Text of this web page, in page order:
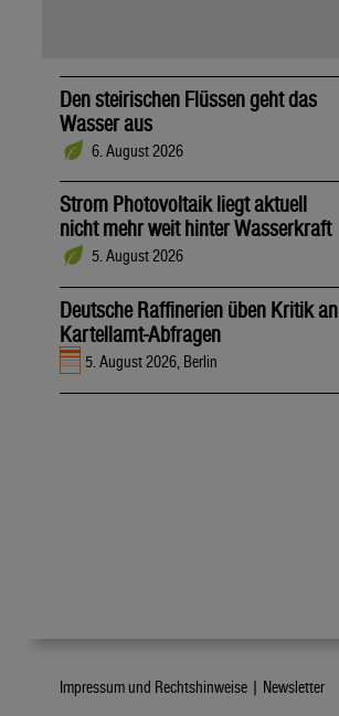
Den steirischen Flüssen geht das
Wasser aus
6. August 2026
Strom Photovoltaik liegt aktuell
nicht mehr weit hinter Wasserkraft
5. August 2026
Deutsche Raffinerien üben Kritik an
Kartellamt-Abfragen
5. August 2026, Berlin
Impressum und Rechtshinweise | Newsletter